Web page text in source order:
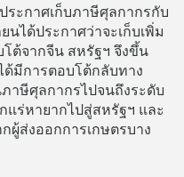
ะกาศเก็บภาษีศุลกากรกับ
นได้ประกาศว่าจะเก็บเพิ่ม
ต้จากจีน สหรัฐฯ จึงขึ้น
ด้มีการตอบโต้กลับทาง
าษีศุลกากรไปจนถึงระดับ
แร่หายากไปสู่สหรัฐฯ และ
ผู้ส่งออกการเกษตรบาง